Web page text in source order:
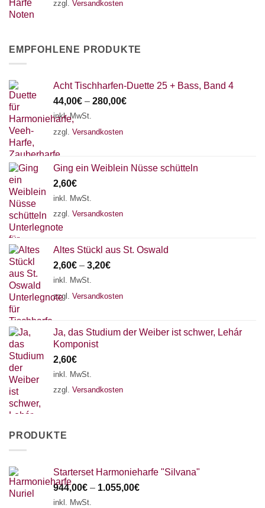
zzgl. Versandkosten
EMPFOHLENE PRODUKTE
Acht Tischharfen-Duette 25 + Bass, Band 4
44,00€ – 280,00€
inkl. MwSt.
zzgl. Versandkosten
Ging ein Weiblein Nüsse schütteln
2,60€
inkl. MwSt.
zzgl. Versandkosten
Altes Stückl aus St. Oswald
2,60€ – 3,20€
inkl. MwSt.
zzgl. Versandkosten
Ja, das Studium der Weiber ist schwer, Lehár
Komponist
2,60€
inkl. MwSt.
zzgl. Versandkosten
PRODUKTE
Starterset Harmonieharfe "Silvana"
944,00€ – 1.055,00€
inkl. MwSt.